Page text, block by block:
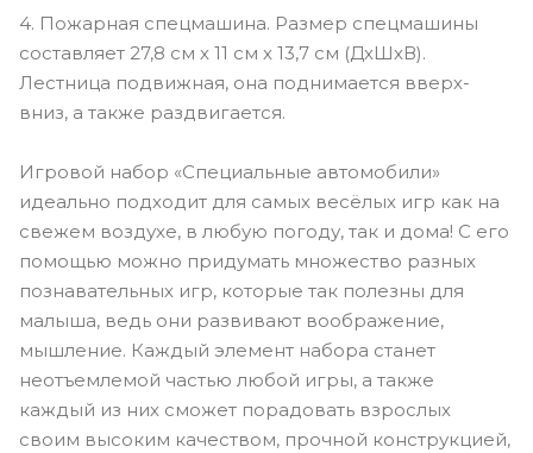
4. Пожарная спецмашина. Размер спецмашины
составляет 27,8 см х 11 см х 13,7 см (ДхШхВ).
Лестница подвижная, она поднимается вверх-
вниз, а также раздвигается.
Игровой набор «Специальные автомобили»
идеально подходит для самых весёлых игр как на
свежем воздухе, в любую погоду, так и дома! С его
помощью можно придумать множество разных
познавательных игр, которые так полезны для
малыша, ведь они развивают воображение,
мышление. Каждый элемент набора станет
неотъемлемой частью любой игры, а также
каждый из них сможет порадовать взрослых
своим высоким качеством, прочной конструкцией,